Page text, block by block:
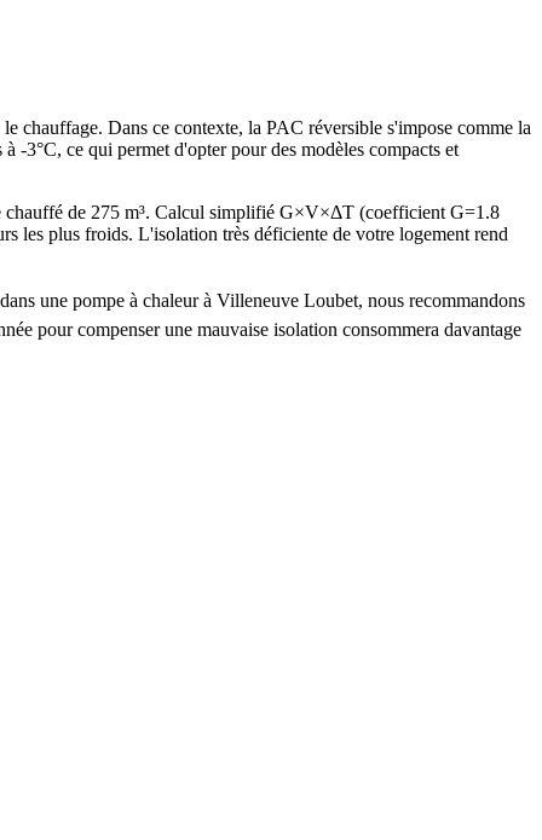
chauffage. Dans ce contexte, la PAC réversible s'impose comme la
-3°C, ce qui permet d'opter pour des modèles compacts et
de 275 m³. Calcul simplifié G×V×ΔT (coefficient G=1.8
les plus froids. L'isolation très déficiente de votre logement rend
une pompe à chaleur à Villeneuve Loubet, nous recommandons
pour compenser une mauvaise isolation consommera davantage